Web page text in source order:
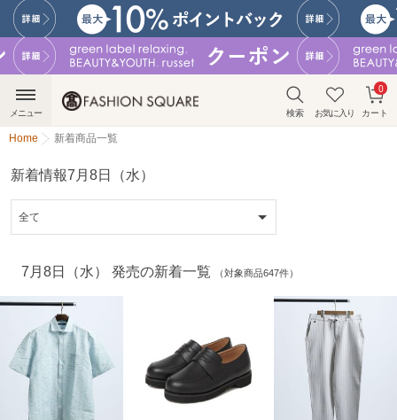
検索 お気に入り カート
0
メニュー
Home 新着商品一覧
新着情報7月8日（水）
7月8日（水） 発売の新着一覧 （対象商品647件）